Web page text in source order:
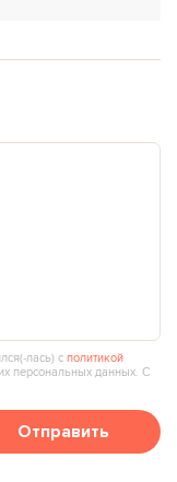
сполитикой
персональных данных. С
Отправить